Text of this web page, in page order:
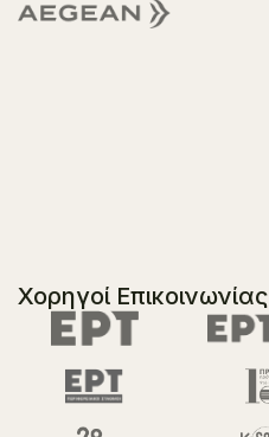
Χορηγοί Επικοινωνίας